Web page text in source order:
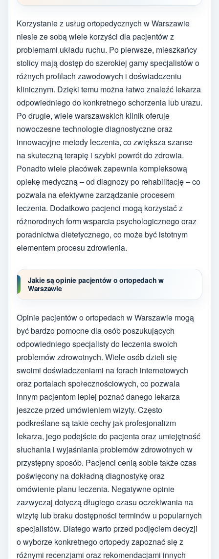
Korzystanie z usług ortopedycznych w Warszawie
niesie ze sobą wiele korzyści dla pacjentów z
problemami układu ruchu. Po pierwsze, mieszkańcy
stolicy mają dostęp do szerokiej gamy specjalistów o
różnych profilach zawodowych i doświadczeniu
klinicznym. Dzięki temu można łatwo znaleźć lekarza
odpowiedniego do konkretnego schorzenia lub urazu.
Po drugie, wiele warszawskich klinik oferuje
nowoczesne technologie diagnostyczne oraz
innowacyjne metody leczenia, co zwiększa szanse
na skuteczną terapię i szybki powrót do zdrowia.
Ponadto wiele placówek zapewnia kompleksową
opiekę medyczną – od diagnozy po rehabilitację – co
pozwala na efektywne zarządzanie procesem
leczenia. Dodatkowo pacjenci mogą korzystać z
różnorodnych form wsparcia psychologicznego oraz
poradnictwa dietetycznego, co może być istotnym
elementem procesu zdrowienia.
Jakie są opinie pacjentów o ortopedach w
Warszawie
Opinie pacjentów o ortopedach w Warszawie mogą
być bardzo pomocne dla osób poszukujących
odpowiedniego specjalisty do leczenia swoich
problemów zdrowotnych. Wiele osób dzieli się
swoimi doświadczeniami na forach internetowych
oraz portalach społecznościowych, co pozwala
innym pacjentom lepiej poznać danego lekarza
jeszcze przed umówieniem wizyty. Często
podkreślane są takie cechy jak profesjonalizm
lekarza, jego podejście do pacjenta oraz umiejętność
słuchania i wyjaśniania problemów zdrowotnych w
przystępny sposób. Pacjenci cenią sobie także czas
poświęcony na dokładną diagnostykę oraz
omówienie planu leczenia. Negatywne opinie
zazwyczaj dotyczą długiego czasu oczekiwania na
wizytę lub braku dostępności terminów u popularnych
specjalistów. Dlatego warto przed podjęciem decyzji
o wyborze konkretnego ortopedy zapoznać się z
różnymi recenzjami oraz rekomendacjami innych